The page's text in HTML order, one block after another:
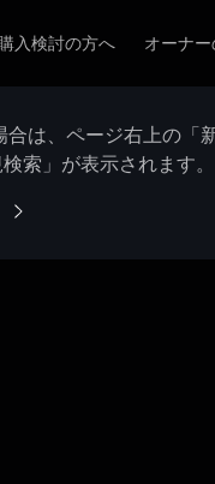
入検討の方へ オーナ
は、ページ右上の「
索」が表示されます。